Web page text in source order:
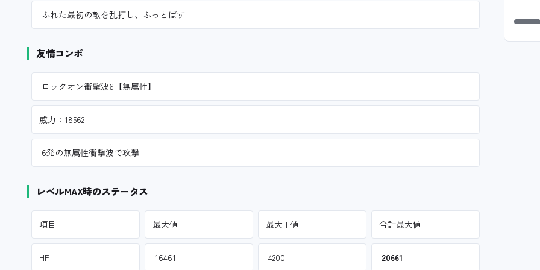
ふれた最初の敵を乱打し、ふっとばす
友情コンボ
ロックオン衝撃波6【無属性】
威力：18562
6発の無属性衝撃波で攻撃
レベルMAX時のステータス
項目 最大値 最大+値 合計最大値
HP 16461 4200 20661